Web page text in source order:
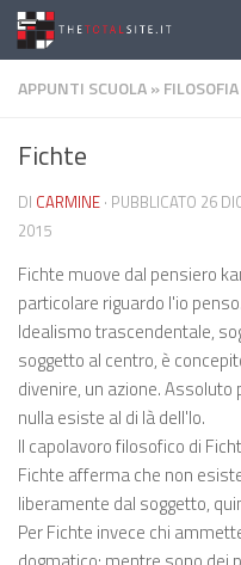
Salta al contenuto
APPUNTI SCUOLA»FILOSOFIA
Fichte
DI CARMINE · PUBBLICATO 26
2015
Fichte muove dal pensiero
particolare riguardo l'io penso.
Idealismo trascendentale,
soggetto al centro, è
divenire, un azione.
nulla esiste al di là dell'Io.
Il capolavoro filosofico di
Fichte afferma che non
liberamente dal soggetto,
Per Fichte invece chi